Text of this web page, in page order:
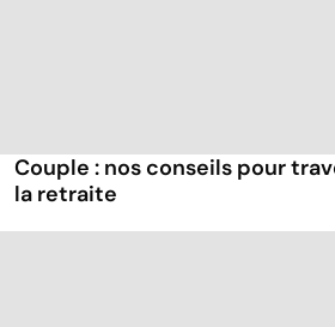
Couple : nos conseils pour
la retraite